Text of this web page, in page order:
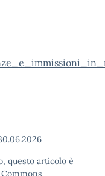
questo articolo è